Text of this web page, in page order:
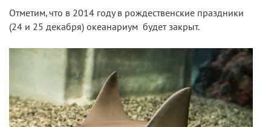
Отметим, что в 2014 году в рождественские праздники
(24 и 25 декабря) океанариум будет закрыт.